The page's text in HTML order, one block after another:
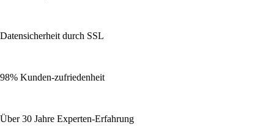
Datensicherheit durch SSL
98% Kunden-zufriedenheit
Über 30 Jahre Experten-Erfahrung